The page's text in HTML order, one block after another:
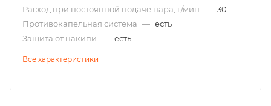
Расход при постоянной подаче пара, г/мин — 30
Противокапельная система — есть
Защита от накипи — есть
Все характеристики